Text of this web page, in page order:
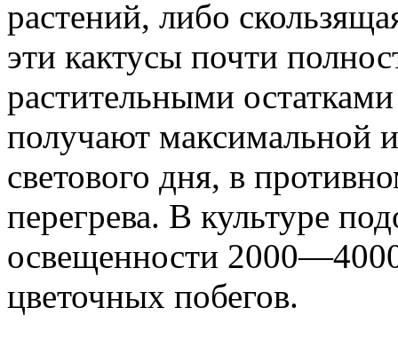
растений, либо
эти кактусы почти
растительными
получают максимальной
светового дня, в
перегрева. В культуре
освещенности
цветочных побегов.